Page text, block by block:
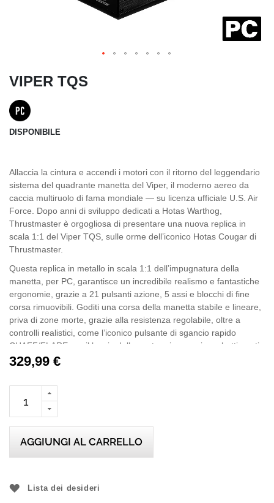
VIPER TQS
DISPONIBILE
Allaccia la cintura e accendi i motori con il ritorno del leggendario
sistema del quadrante manetta del Viper, il moderno aereo da
caccia multiruolo di fama mondiale — su licenza ufficiale U.S. Air
Force. Dopo anni di sviluppo dedicati a Hotas Warthog,
Thrustmaster è orgogliosa di presentare una nuova replica in
scala 1:1 del Viper TQS, sulle orme dell’iconico Hotas Cougar di
Thrustmaster.
Questa replica in metallo in scala 1:1 dell’impugnatura della
manetta, per PC, garantisce un incredibile realismo e fantastiche
ergonomie, grazie a 21 pulsanti azione, 5 assi e blocchi di fine
corsa rimuovibili. Goditi una corsa della manetta stabile e lineare,
priva di zone morte, grazie alla resistenza regolabile, oltre a
controlli realistici, come l’iconico pulsante di sgancio rapido
CHAFF/FLARE per il lancio delle contromisure nei combattimenti
aerei!
realistiche con accesso ai blocchi Idle/Cutoff e Afterburner, tramite
leve meccaniche e rotazione dell’impugnatura.
Panel (venduto separatamente).
329,99 €
AGGIUNGI AL CARRELLO
Lista dei desideri